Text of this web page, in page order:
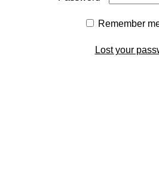
Remember
Lost your